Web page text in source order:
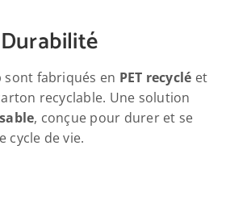
Durabilité
sont fabriqués en PET recyclé et
recyclable. Une solution
, conçue pour durer et se
cycle de vie.